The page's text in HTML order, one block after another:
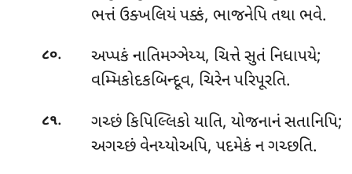
ભત્તં ઉક્ખલિયં પક્કં, ભાજનેપિ તથા ભવે.
૮૦. અપ્પકંનાતિમઞ્ઞેય્ય, ચિત્તે સુતં નિધાપયે;
વમ્મિકોદકબિન્દૂવ, ચિરેન પરિપૂરતિ.
૮૧. ગચ્છં કિપિલ્લિકો યાતિ, યોજનાનં સતાનિપિ;
અગચ્છં વેનય્યોઅપિ, પદમેકં ન ગચ્છતિ.